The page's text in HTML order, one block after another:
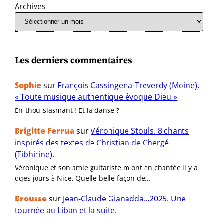
Archives
Les derniers commentaires
Sophiesur François Cassingena-Tréverdy (Moine).
« Toute musique authentique évoque Dieu »
En-thou-siasmant ! Et la danse ?
Brigitte Ferrua surVéronique Stouls. 8 chants
inspirés des textes de Christian de Chergé
(Tibhirine).
Véronique et son amie guitariste m ont en chantée il y a
qqes jours à Nice. Quelle belle façon de…
Broussesur Jean-Claude Gianadda…2025. Une
tournée au Liban et la suite.